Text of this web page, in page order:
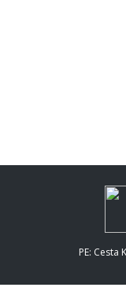
PE: Cesta